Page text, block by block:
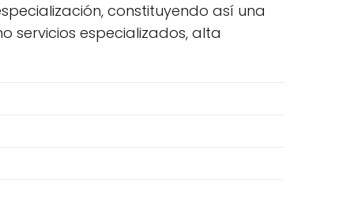
constituyendo así una
servicios especializados, alta